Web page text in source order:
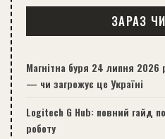
ЗАРАЗ
Магнітна буря 24 липня 2026
— чи загрожує це Україні
Logitech G Hub: повний гайд
роботу